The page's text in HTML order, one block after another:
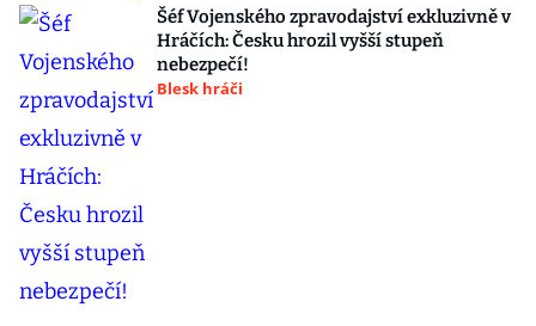
Šéf Vojenského zpravodajství exkluzivně v
Hráčích: Česku hrozil vyšší stupeň
nebezpečí!
Blesk hráči